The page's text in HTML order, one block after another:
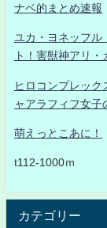
ナベ的まとめ速報
ユカ・ヨネッフル
ト！害獣神アリ
ヒロコンプレック
ャアラフィフ女子
萌えっとこあに！
t112-1000ｍ
カテゴリー